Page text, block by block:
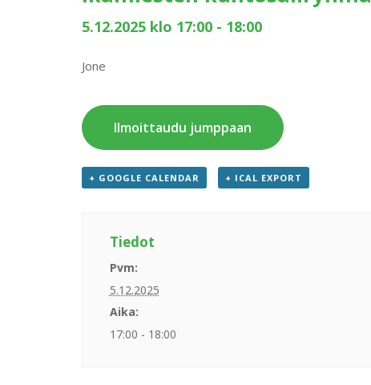
5.12.2025 klo 17:00 - 18:00
Jone
Ilmoittaudu jumppaan
+ GOOGLE CALENDAR + ICAL EXPORT
Tiedot
Pvm:
5.12.2025
Aika:
17:00 - 18:00